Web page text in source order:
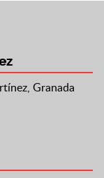
Granada